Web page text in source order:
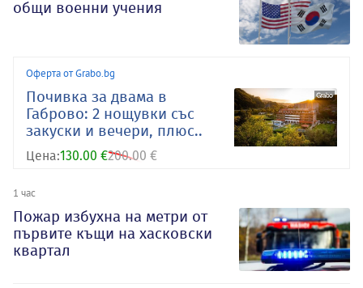
общи военни учения
Оферта от Grabo.bg
Почивка за двама в
Габрово: 2 нощувки със
закуски и вечери, плюс..
Цена:130.00 €200.00 €
1 час
Пожар избухна на метри от
първите къщи на хасковски
квартал